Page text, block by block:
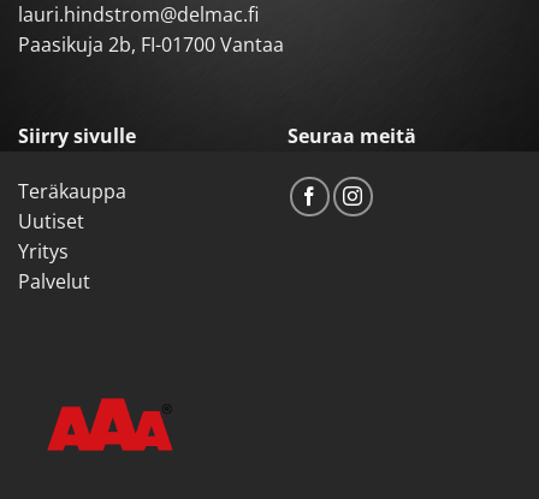
lauri.hindstrom@delmac.fi
Paasikuja 2b, FI-01700 Vantaa
Siirry sivulle
Teräkauppa
Uutiset
Yritys
Palvelut
Seuraa meitä